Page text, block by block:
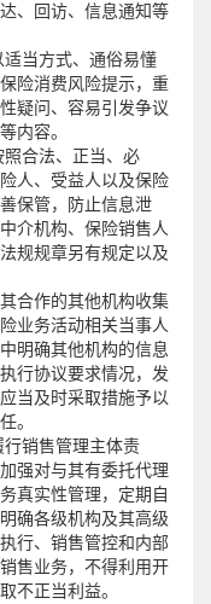
、回访、信息通知等
当方式、通俗易懂
险消费风险提示，重
疑问、容易引发争议
内容。
合法、正当、必
人、受益人以及保险
保管，防止信息泄
介机构、保险销售人
规规章另有规定以及
合作的其他机构收集
业务活动相关当事人
明确其他机构的信息
行协议要求情况，发
当及时采取措施予以
。
销售管理主体责
强对与其有委托代理
真实性管理，定期自
确各级机构及其高级
行、销售管控和内部
售业务，不得利用开
不正当利益。